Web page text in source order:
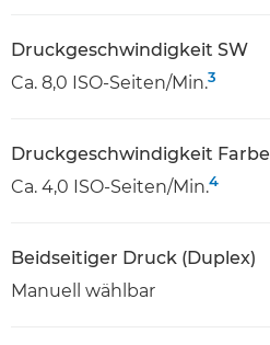
Druckgeschwindigkeit SW
Ca. 8,0 ISO-Seiten/Min.3
Druckgeschwindigkeit Farbe
Ca. 4,0 ISO-Seiten/Min.4
Beidseitiger Druck (Duplex)
Manuell wählbar